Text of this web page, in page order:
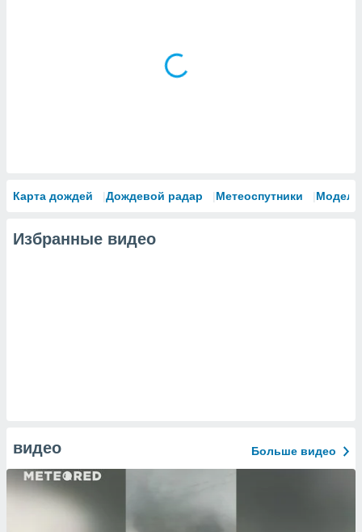
Карта дождей Дождевой радар Метеоспутники Модели
Избранные видео
видео Больше видео